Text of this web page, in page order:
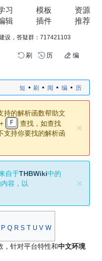
习
辑
模板
插件
资源
推荐
设，答疑群： 717421103
刷 历 编
短 • 刷 • 阅 • 编 • 历
持的解析函数帮助文
+ F
查找，如查找
支持你要找的解析函
×
自于THBWiki中的
内容，以
×
P Q R S T U V W
，针对平台特性和中文环境